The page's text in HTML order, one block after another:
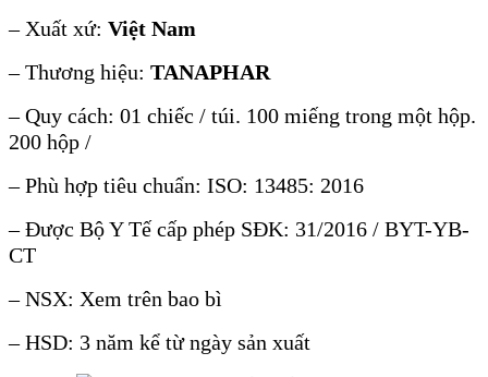
– Xuất xứ: Việt Nam
– Thương hiệu: TANAPHAR
– Quy cách: 01 chiếc / túi. 100 miếng trong một hộp.
200 hộp /
– Phù hợp tiêu chuẩn: ISO: 13485: 2016
– Được Bộ Y Tế cấp phép SĐK: 31/2016 / BYT-YB-
CT
– NSX: Xem trên bao bì
– HSD: 3 năm kể từ ngày sản xuất